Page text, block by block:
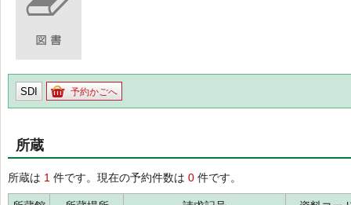
SDI 予約かごへ
所蔵
所蔵は 1 件です。現在の予約件数は 0 件です。